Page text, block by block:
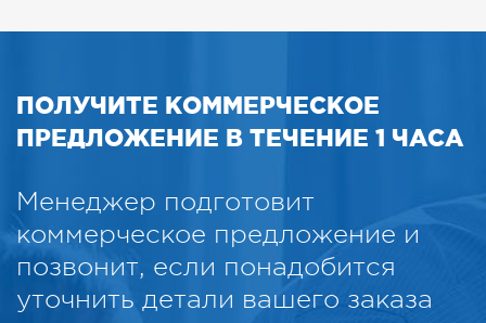
ПОЛУЧИТЕ КОММЕРЧЕСКОЕ
ПРЕДЛОЖЕНИЕ В ТЕЧЕНИЕ 1 ЧАСА
Менеджер подготовит
коммерческое предложение и
позвонит, если понадобится
уточнить детали вашего заказа